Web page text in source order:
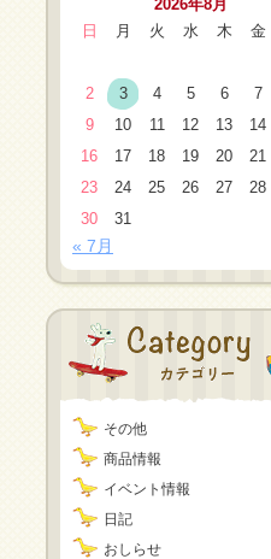
2026年8月
日
月 火 水 木 金
2
3 4 5 6 7
9
10 11 12 13 14
16
17 18 19 20 21
23
24 25 26 27 28
30
31
« 7月
その他
商品情報
イベント情報
日記
おしらせ